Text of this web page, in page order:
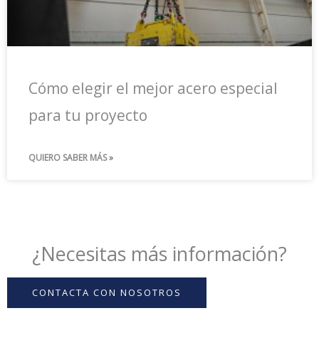
Cómo elegir el mejor acero especial
para tu proyecto
QUIERO SABER MÁS »
¿Necesitas más información?
CONTACTA CON NOSOTROS